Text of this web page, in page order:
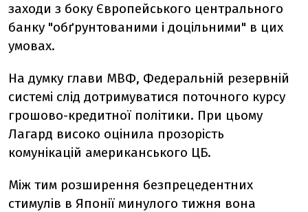
заходи з боку Європейського центрального
банку "обґрунтованими і доцільними" в цих
умовах.
На думку глави МВФ, Федеральній резервній
системі слід дотримуватися поточного курсу
грошово-кредитної політики. При цьому
Лагард високо оцінила прозорість
комунікацій американського ЦБ.
Між тим розширення безпрецедентних
стимулів в Японії минулого тижня вона